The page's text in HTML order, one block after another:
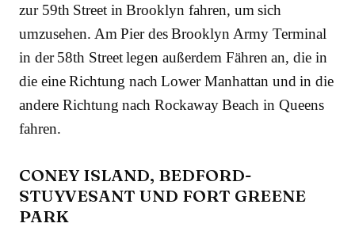
zur 59th Street in Brooklyn fahren, um sich
umzusehen. Am Pier des Brooklyn Army Terminal
in der 58th Street legen außerdem Fähren an, die in
die eine Richtung nach Lower Manhattan und in die
andere Richtung nach Rockaway Beach in Queens
fahren.
CONEY ISLAND, BEDFORD-
STUYVESANT UND FORT GREENE
PARK